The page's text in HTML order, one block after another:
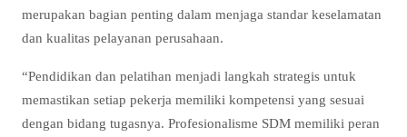
merupakan bagian penting dalam menjaga standar keselamatan
dan kualitas pelayanan perusahaan.
“Pendidikan dan pelatihan menjadi langkah strategis untuk
memastikan setiap pekerja memiliki kompetensi yang sesuai
dengan bidang tugasnya. Profesionalisme SDM memiliki peran